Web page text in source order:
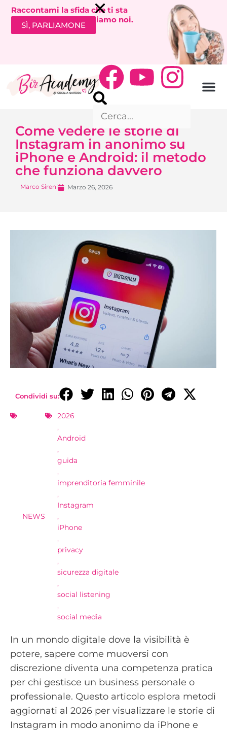
Raccontami la sfida che ti sta
bloccando. Ti richiamiamo noi.
SÌ, PARLIAMONE
Come vedere le storie di
Instagram in anonimo su
iPhone e Android: il metodo
che funziona davvero
Marco Sireni Marzo 26, 2026
Condividi su:
NEWS
2026
,
Android
,
guida
,
imprenditoria femminile
,
Instagram
,
iPhone
,
privacy
,
sicurezza digitale
,
social listening
,
social media
In un mondo digitale dove la visibilità è
potere, sapere come muoversi con
discrezione diventa una competenza pratica
per chi gestisce un business personale o
professionale. Questo articolo esplora metodi
aggiornati al 2026 per visualizzare le storie di
Instagram in modo anonimo da iPhone e